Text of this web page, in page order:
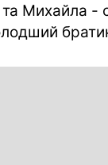
Михайла -